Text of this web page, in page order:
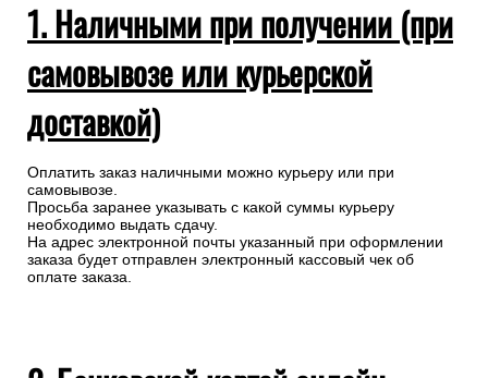
1. Наличными при получении (при
самовывозе или курьерской
доставкой)
Оплатить заказ наличными можно курьеру или при
самовывозе.
Просьба заранее указывать с какой суммы курьеру
необходимо выдать сдачу.
На адрес электронной почты указанный при оформлении
заказа будет отправлен электронный кассовый чек об
оплате заказа.